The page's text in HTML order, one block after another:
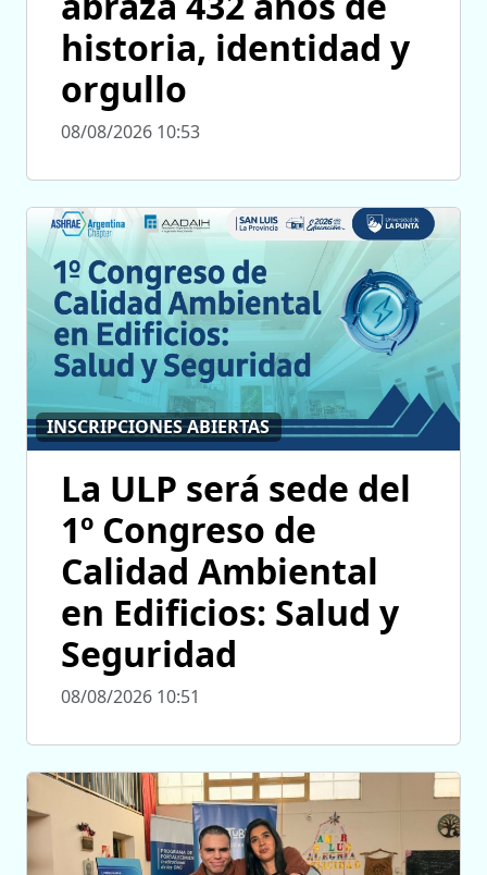
historia, identidad y
orgullo
08/08/2026 10:53
INSCRIPCIONES ABIERTAS
La ULP será sede del
1º Congreso de
Calidad Ambiental
en Edificios: Salud y
Seguridad
08/08/2026 10:51